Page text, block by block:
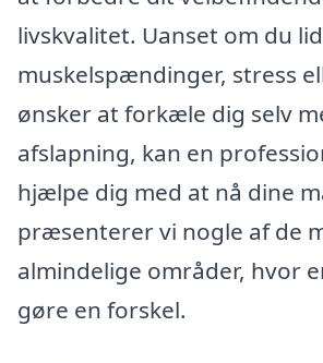
livskvalitet. Uanset om du
muskelspændinger, stress
ønsker at forkæle dig selv
afslapning, kan en
hjælpe dig med at nå dine
præsenterer vi nogle af de
almindelige områder, hvor
gøre en forskel.